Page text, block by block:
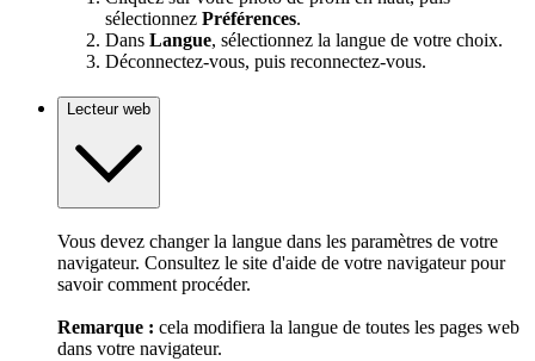
sélectionnez Préférences.
Dans Langue, sélectionnez la langue de votre choix.
Déconnectez-vous, puis reconnectez-vous.
Lecteur web
Vous devez changer la langue dans les paramètres de votre
navigateur. Consultez le site d'aide de votre navigateur pour
savoir comment procéder.
Remarque : cela modifiera la langue de toutes les pages web
dans votre navigateur.